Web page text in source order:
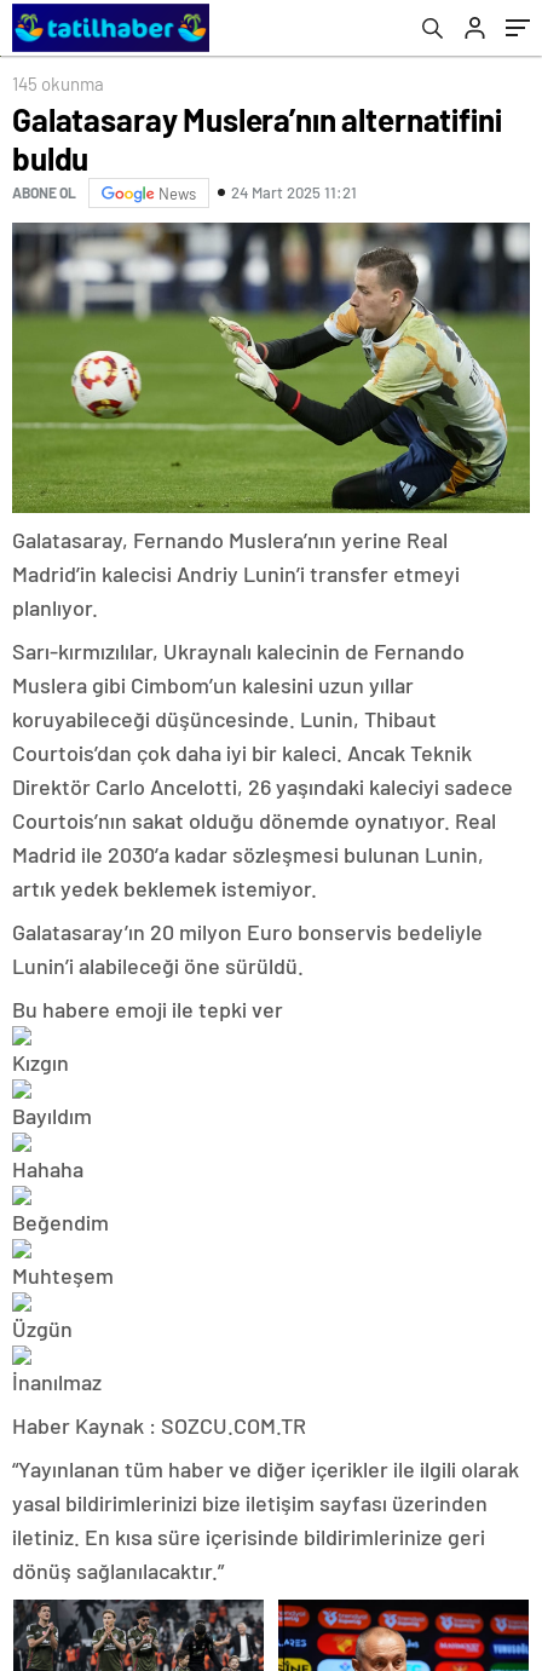
145 okunma
Galatasaray Muslera’nın alternatifini
buldu
ABONE OL News 24 Mart 2025 11:21
Galatasaray, Fernando Muslera’nın yerine Real
Madrid’in kalecisi Andriy Lunin’i transfer etmeyi
planlıyor.
Sarı-kırmızılılar, Ukraynalı kalecinin de Fernando
Muslera gibi Cimbom’un kalesini uzun yıllar
koruyabileceği düşüncesinde. Lunin, Thibaut
Courtois’dan çok daha iyi bir kaleci. Ancak Teknik
Direktör Carlo Ancelotti, 26 yaşındaki kaleciyi sadece
Courtois’nın sakat olduğu dönemde oynatıyor. Real
Madrid ile 2030’a kadar sözleşmesi bulunan Lunin,
artık yedek beklemek istemiyor.
Galatasaray’ın 20 milyon Euro bonservis bedeliyle
Lunin’i alabileceği öne sürüldü.
Bu habere emoji ile tepki ver
Haber Kaynak : SOZCU.COM.TR
“Yayınlanan tüm haber ve diğer içerikler ile ilgili olarak
yasal bildirimlerinizi bize iletişim sayfası üzerinden
iletiniz. En kısa süre içerisinde bildirimlerinize geri
dönüş sağlanılacaktır.”